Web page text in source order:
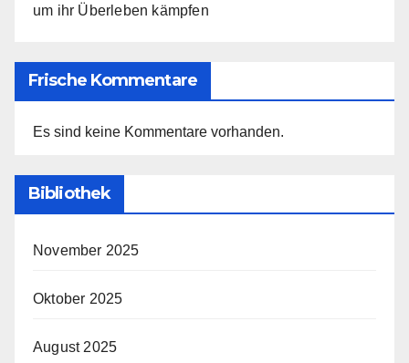
um ihr Überleben kämpfen
Frische Kommentare
Es sind keine Kommentare vorhanden.
Bibliothek
November 2025
Oktober 2025
August 2025